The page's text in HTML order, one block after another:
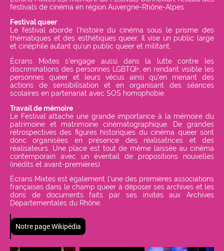
festivals de cinéma en région Auvergne-Rhône-Alpes.
Festival queer
Le festival aborde l’histoire du cinéma sous le prisme des
thématiques et des esthétiques queer. Il vise un public large
et cinéphile autant qu’un public queer et militant.
Écrans Mixtes s’engage aussi dans la lutte contre les
discriminations des personnes LGBTQI+, en rendant visible les
personnes queer et leurs vécus ainsi qu’en menant des
actions de sensibilisation et en organisant des séances
scolaires en partenariat avec SOS homophobie.
Travail de mémoire
Le Festival attache une grande importance à la mémoire du
patrimoine et matrimoine cinématographique. De grandes
rétrospectives des figures historiques du cinéma queer sont
donc organisées en présence des réalisatrices et des
réalisateurs. Une place est tout de même laissée au cinéma
contemporain avec un éventail de propositions nouvelles
(inédits et avant-premières).
Écrans Mixtes est également l’une des premières associations
françaises dans le champ queer à déposer ses archives et les
dons de documents faits par ses invités aux Archives
Départementales du Rhône.
Notre page Wikipédia